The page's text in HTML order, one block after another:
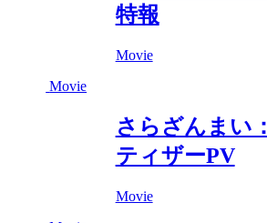
特報
Movie
Movie
さらざんまい：
ティザーPV
Movie